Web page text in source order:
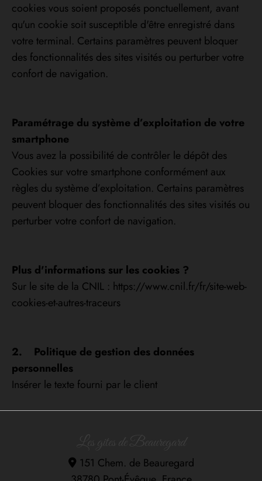
cookies vous soient proposés ponctuellement, avant
qu'un cookie soit susceptible d'être enregistré dans
votre terminal. Certains paramètres peuvent bloquer
des fonctionnalités des sites visités ou perturber votre
confort de navigation.
Paramétrage du système d’exploitation de votre
smartphone
Vous avez la possibilité de contrôler le dépôt des
Cookies sur votre smartphone conformément aux
règles du système d’exploitation. Certains paramètres
peuvent bloquer des fonctionnalités des sites visités ou
perturber votre confort de navigation.
Plus d'informations sur les cookies ?
Sur le site de la CNIL : https://www.cnil.fr/fr/site-web-
cookies-et-autres-traceurs
2. Politique de gestion des données
personnelles
Insérer le texte fourni par le client
Les gites de Beauregard
 151 Chem. de Beauregard